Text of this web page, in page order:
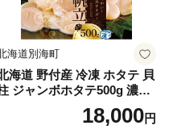
海道別海町
海道 野付産 冷凍 ホタテ 貝
ジャンボホタテ500g 濃厚
な旨味と甘み （ほたて ホタ
テ 帆立 貝柱 ホタテ貝柱 大玉
18,000円